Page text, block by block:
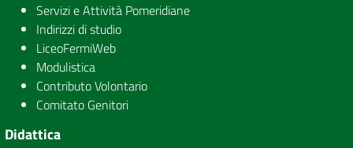
Servizi e Attività Pomeridiane
Indirizzi di studio
LiceoFermiWeb
Modulistica
Contributo Volontario
Comitato Genitori
Didattica